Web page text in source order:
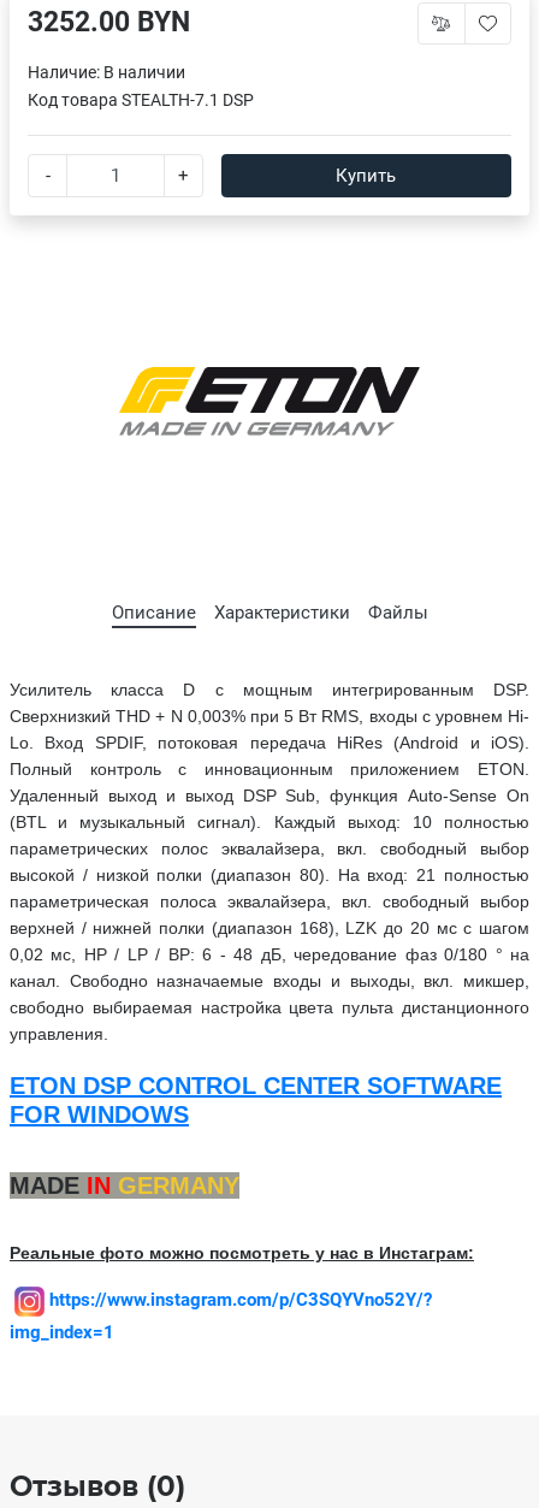
Описание Характеристики Файлы
Усилитель класса D с мощным интегрированным DSP.
Сверхнизкий THD + N 0,003% при 5 Вт RMS, входы с уровнем Hi-
Lo. Вход SPDIF, потоковая передача HiRes (Android и iOS).
Полный контроль с инновационным приложением ETON.
Удаленный выход и выход DSP Sub, функция Auto-Sense On
(BTL и музыкальный сигнал). Каждый выход: 10 полностью
параметрических полос эквалайзера, вкл. свободный выбор
высокой / низкой полки (диапазон 80). На вход: 21 полностью
параметрическая полоса эквалайзера, вкл. свободный выбор
верхней / нижней полки (диапазон 168), LZK до 20 мс с шагом
0,02 мс, HP / LP / BP: 6 - 48 дБ, чередование фаз 0/180 ° на
канал. Свободно назначаемые входы и выходы, вкл. микшер,
свободно выбираемая настройка цвета пульта дистанционного
управления.
ETON DSP CONTROL CENTER SOFTWARE
FOR WINDOWS
MADE IN GERMANY
Реальные фото можно посмотреть у нас в Инстаграм:
https://www.instagram.com/p/C3SQYVno52Y/?
img_index=1
3252.00 BYN
Наличие: В наличии
Код товара STEALTH-7.1 DSP
- + Купить
Отзывов (0)